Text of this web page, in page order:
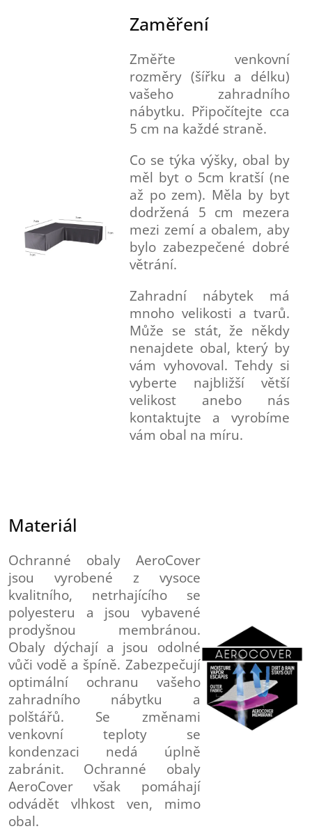
Zaměření
Změřte venkovní
rozměry (šířku a délku)
vašeho zahradního
nábytku. Připočítejte cca
5 cm na každé straně.
Co se týka výšky, obal by
měl byt o 5cm kratší (ne
až po zem). Měla by byt
dodržená 5 cm mezera
mezi zemí a obalem, aby
bylo zabezpečené dobré
větrání.
Zahradní nábytek má
mnoho velikosti a tvarů.
Může se stát, že někdy
nenajdete obal, který by
vám vyhovoval. Tehdy si
vyberte najbližší větší
velikost anebo nás
kontaktujte a vyrobíme
vám obal na míru.
Materiál
Ochranné obaly AeroCover
jsou vyrobené z vysoce
kvalitního, netrhajícího se
polyesteru a jsou vybavené
prodyšnou membránou.
Obaly dýchají a jsou odolné
vůči vodě a špíně. Zabezpečují
optimální ochranu vašeho
zahradního nábytku a
polštářů. Se změnami
venkovní teploty se
kondenzaci nedá úplně
zabránit. Ochranné obaly
AeroCover však pomáhají
odvádět vlhkost ven, mimo
obal.